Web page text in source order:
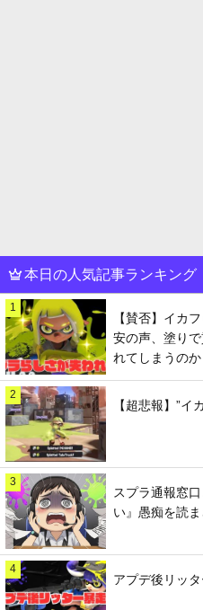
本日の人気記事ランキング
1
【賛否】イカ
安の声、塗り
れてしまうのか
2
【超悲報】”イ
3
スプラ通報窓
い』愚痴を読
4
アプデ後リッ